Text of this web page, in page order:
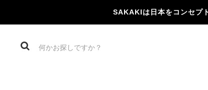
SAKAKIは日本をコンセプ